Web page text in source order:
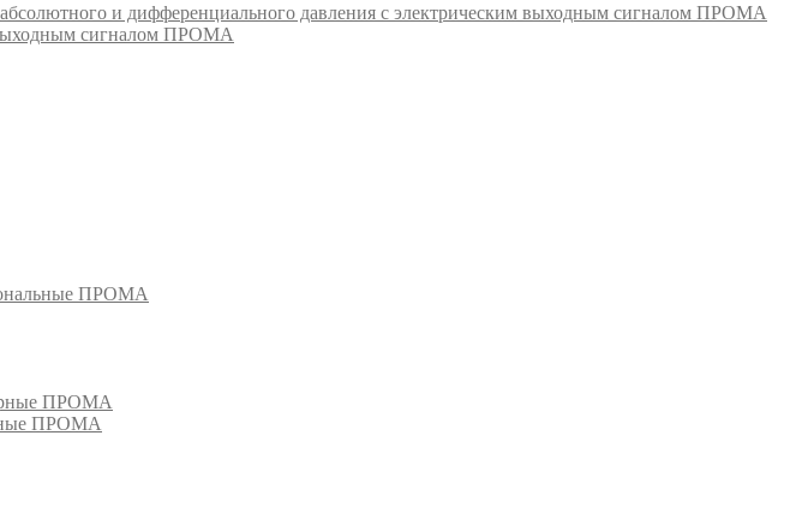
и дифференциального давления с электрическим выходным сигналом ПРОМА
сигналом ПРОМА
ПРОМА
ПРОМА
ПРОМА